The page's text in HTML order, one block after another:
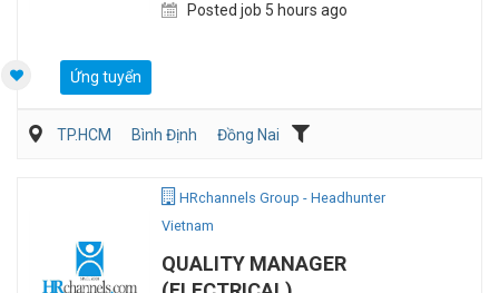
Posted job 5 hours ago
Ứng tuyển
TP.HCM Bình Định
Đồng Nai
HRchannels Group - Headhunter
Vietnam
QUALITY MANAGER